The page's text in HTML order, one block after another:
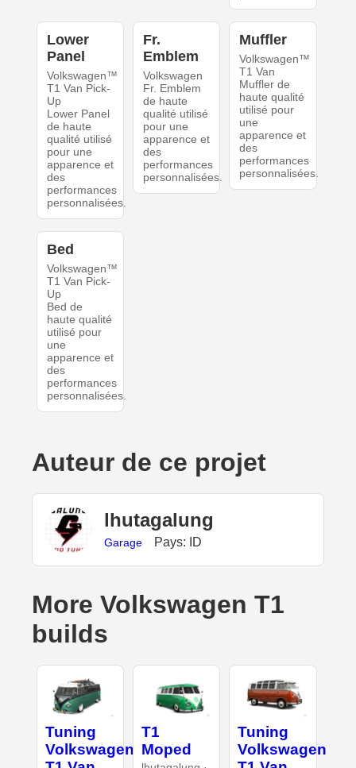
Lower
Panel
Volkswagen™
T1 Van Pick-
Up
Lower Panel
de haute
qualité utilisé
pour une
apparence et
des
performances
personnalisées.
Fr.
Emblem
Volkswagen
Fr. Emblem
de haute
qualité utilisé
pour une
apparence et
des
performances
personnalisées.
Muffler
Volkswagen™
T1 Van
Muffler de
haute qualité
utilisé pour
une
apparence et
des
performances
personnalisées.
Bed
Volkswagen™
T1 Van Pick-
Up
Bed de
haute qualité
utilisé pour
une
apparence et
des
performances
personnalisées.
Auteur de ce projet
lhutagalung
Garage Pays: ID
More Volkswagen T1
builds
Tuning
Volkswagen
T1
Moped
Tuning
Volkswagen